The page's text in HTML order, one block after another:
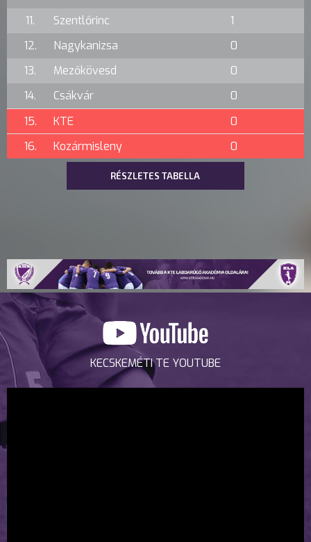
11.
Szentlőrinc
1
12.
Nagykanizsa
0
13.
Mezőkövesd
0
14.
Csákvár
0
15.
KTE
0
16.
Kozármisleny 0
RÉSZLETES TABELLA
KECSKEMÉTI TE YOUTUBE